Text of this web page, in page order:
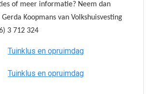
of meer informatie? Neem dan
Koopmans van Volkshuisvesting
3 712 324